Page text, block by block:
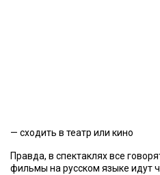
— сходить в театр или кино
Правда, в спектаклях все
фильмы на русском языке идут